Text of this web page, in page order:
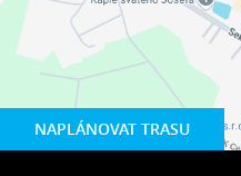
NAPLÁNOVAT TRASU